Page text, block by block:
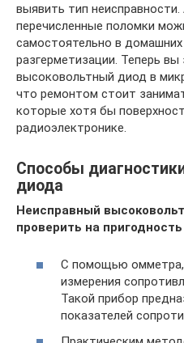
выявить тип
перечисленные поломки
самостоятельно в домашних
разгерметизации. Теперь вы
высоковольтный диод в
что ремонтом стоит
которые хотя бы
радиоэлектронике.
Способы
диода
Неисправный
проверить на
С помощью омметра,
измерения
Такой прибор
показателей